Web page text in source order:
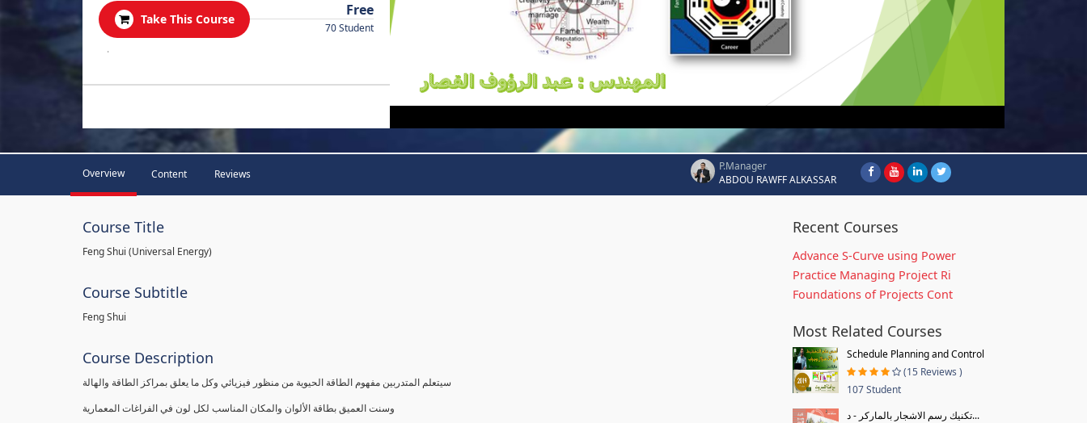
Take This Course
Free
70 Student
.
Overview Content Reviews
P.Manager
ABDOU RAWFF ALKASSAR
Course Title
Feng Shui (Universal Energy)
Course Subtitle
Feng Shui
Course Description
سيتعلم المتدربين مفهوم الطاقة الحيوية من منظور فيزيائي وكل ما يعلق بمراكز الطاقة والهالة
وسنت العميق بطاقة الألوان والمكان المناسب لكل لون في الفراغات المعمارية
Recent Courses
Advance S-Curve using Power
Practice Managing Project Ri
Foundations of Projects Cont
Most Related Courses
Schedule Planning and Control
(15 Reviews )
107 Student
تكنيك رسم الاشجار بالماركر - د...